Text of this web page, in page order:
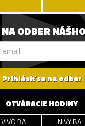
ODBER
Prihlásiť sa na odber
OTVÁRACIE HODINY
VIVO BA NIVY BA